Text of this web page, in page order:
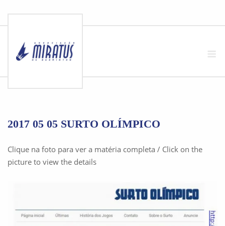
content
2017 05 05 SURTO OLÍMPICO
Clique na foto para ver a matéria completa / Click on the
picture to view the details